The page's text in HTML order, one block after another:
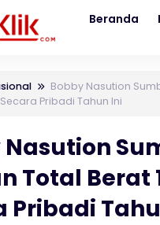
Beranda
Bobby Nasution
Pribadi Tahun Ini
Total Berat
Pribadi